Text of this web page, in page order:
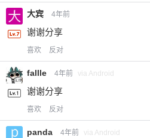
大宾 4年前
谢谢分享
喜欢 反对
fallle 4年前 via Android
谢谢分享
喜欢 反对
panda 4年前 via Android